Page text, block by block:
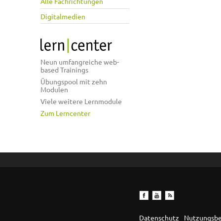
Digitalmedien
Neun umfangreiche web-
based Trainings
Übungspool mit zehn
Modulen
Viele weitere Lernmodule
Zum Lerncenter
Datenschutz